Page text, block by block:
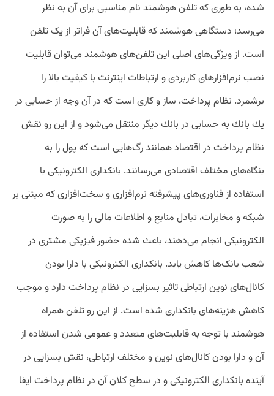
شده‌، به طوری که تلفن هوشمند نام مناسبی برای آن به نظر
می‌رسد؛ دستگاهی هوشمند که قابلیت‌های آن فراتر از یک تلفن
است. از ویژگی‌های اصلی این تلفن‌های هوشمند می‌توان قابلیت
نصب نرم‌افزارهای کاربردی و ارتباطات اینترنت با کیفیت بالا را
برشمرد. نظام پرداخت، ساز و كاری است كه در آن وجه از حسابی در
يك بانك به حسابی در بانك ديگر منتقل می‌شود و از اين رو نقش
نظام پرداخت در اقتصاد همانند رگ‌هايی است كه پول را به
بنگاه‌های مختلف اقتصادی می‌رسانند. بانکداری الکترونیکی با
استفاده از فناوری‌های پیشرفته نرم‌افزاری و سخت‌افزاری که مبتنی بر
شبکه و مخابرات، تبادل منابع و اطلاعات مالی را به صورت
الکترونیکی انجام می‌دهند، باعث شده حضور فیزیکی مشتری در
شعب بانک‌ها کاهش یابد. بانکداری الکترونیکی با دارا بودن
کانال‌های نوین ارتباطی تاثیر بسزایی در نظام پرداخت دارد و موجب
کاهش هزینه‌های بانکداری شده است. از این رو تلفن‌ همراه
هوشمند با توجه به قابلیت‌های متعدد و عمومی شدن استفاده از
آن و دارا بودن کانال‌های نوین و مختلف ارتباطی، نقش بسزایی در
آینده بانکداری الکترونیکی و در سطح کلان آن در نظام پرداخت ایفا